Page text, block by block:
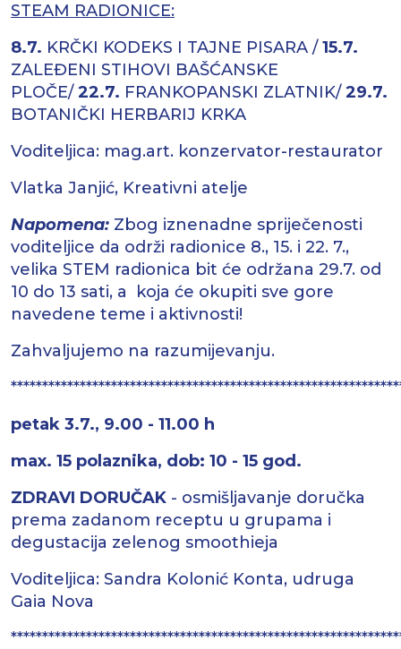
STEAM RADIONICE:
8.7. KRČKI KODEKS I TAJNE PISARA /15.7.
ZALEĐENI STIHOVI BAŠĆANSKE
PLOČE/22.7. FRANKOPANSKI ZLATNIK/29.7.
BOTANIČKI HERBARIJ KRKA
Voditeljica: mag.art. konzervator-restaurator
Vlatka Janjić, Kreativni atelje
Napomena: Zbog iznenadne spriječenosti
voditeljice da održi radionice 8., 15. i 22. 7.,
velika STEM radionica bit će održana 29.7. od
10 do 13 sati, a koja će okupiti sve gore
navedene teme i aktivnosti!
Zahvaljujemo na razumijevanju.
petak 3.7., 9.00 - 11.00 h
max. 15 polaznika, dob: 10 - 15 god.
ZDRAVI DORUČAK - osmišljavanje doručka
prema zadanom receptu u grupama i
degustacija zelenog smoothieja
Voditeljica: Sandra Kolonić Konta, udruga
Gaia Nova